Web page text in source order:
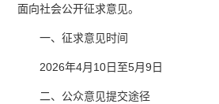
面向社会公开征求意见。
一、征求意见时间
2026年4月10日至5月9日
二、公众意见提交途径